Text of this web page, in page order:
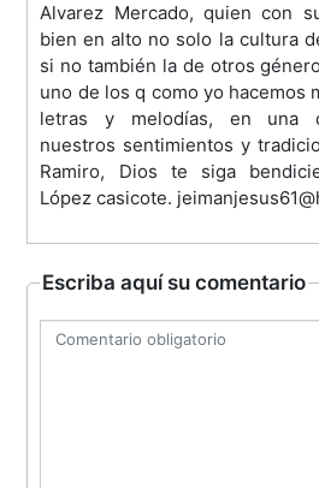
Alvarez Mercado, quien con
bien en alto no solo la cultura
si no también la de otros
uno de los q como yo hacemos
letras y melodías, en una
nuestros sentimientos y
Ramiro, Dios te siga
López casicote.
Escriba aquí su comentario